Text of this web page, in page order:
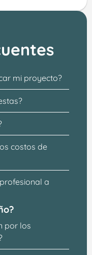
mi proyecto?
costos de
a
por los